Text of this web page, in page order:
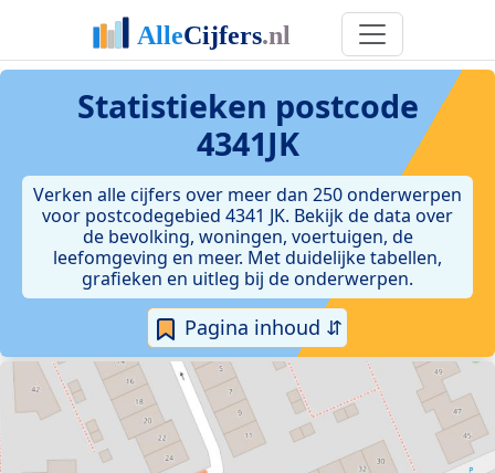
Statistieken postcode
4341JK
Verken alle cijfers over meer dan 250 onderwerpen
voor postcodegebied 4341 JK. Bekijk de data over
de bevolking, woningen, voertuigen, de
leefomgeving en meer. Met duidelijke tabellen,
grafieken en uitleg bij de onderwerpen.
Pagina inhoud ⇵